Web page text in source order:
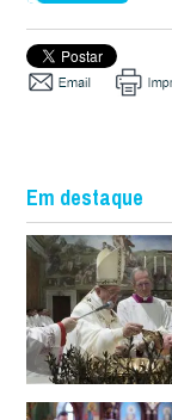
Em destaque